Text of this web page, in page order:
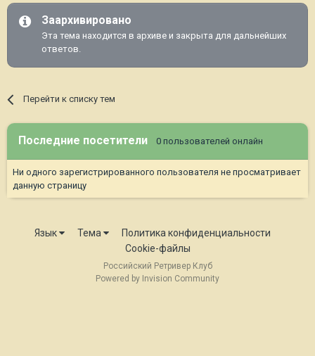
Заархивировано
Эта тема находится в архиве и закрыта для дальнейших
ответов.
Перейти к списку тем
Последние посетители 0 пользователей онлайн
Ни одного зарегистрированного пользователя не просматривает
данную страницу
Язык Тема
Политика конфиденциальности
Cookie-файлы
Российский Ретривер Клуб
Powered by Invision Community